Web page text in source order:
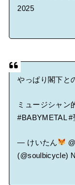
2025
やっぱり閣下と
ミュージシャン
#BABYMETAL #
— けいたん
(@soulbicycle)